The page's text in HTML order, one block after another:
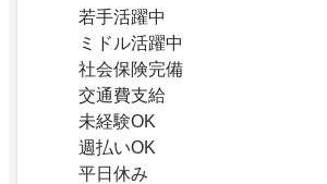
若手活躍中
ミドル活躍中
社会保険完備
交通費支給
未経験OK
週払いOK
平日休み